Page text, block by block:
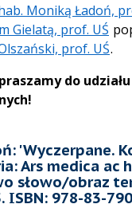
Moniką Ładoń,
Gielatą, prof. UŚ
prof. UŚ.
do
'Wyczerpane.
Ars medica ac
słowo/obraz
ISBN: 978-83-